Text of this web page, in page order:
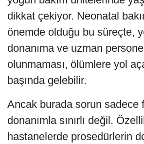
dikkat çekiyor. Neonatal
önemde olduğu bu süreçte,
donanıma ve uzman
olunmaması, ölümlere yol
başında gelebilir.
Ancak burada sorun sadece
donanımla sınırlı değil.
hastanelerde prosedürlerin